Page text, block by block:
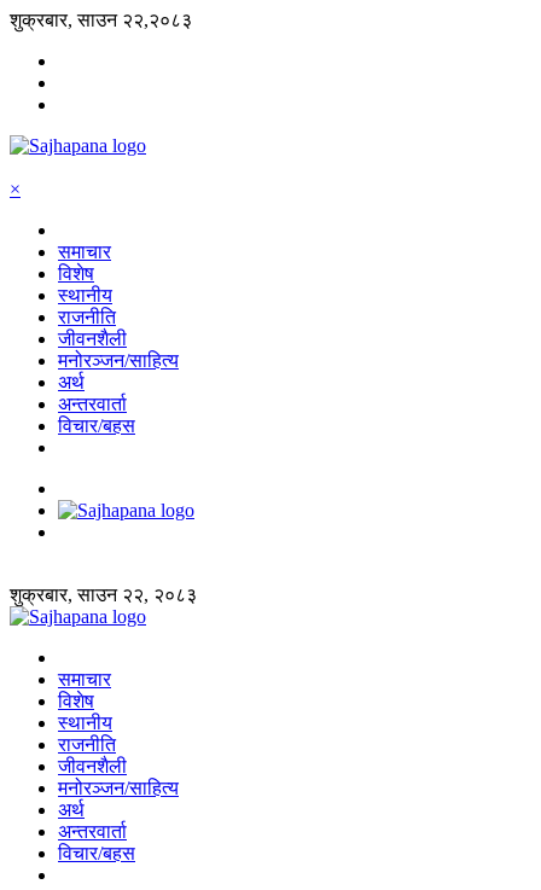
शुक्रबार, साउन २२,२०८३
×
समाचार
विशेष
स्थानीय
राजनीति
जीवनशैली
मनोरञ्जन/साहित्य
अर्थ
अन्तरवार्ता
विचार/बहस
शुक्रबार, साउन २२, २०८३
समाचार
विशेष
स्थानीय
राजनीति
जीवनशैली
मनोरञ्जन/साहित्य
अर्थ
अन्तरवार्ता
विचार/बहस